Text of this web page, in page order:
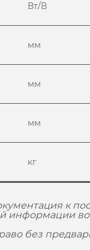
Вт/В
мм
мм
мм
кг
к
информации
без